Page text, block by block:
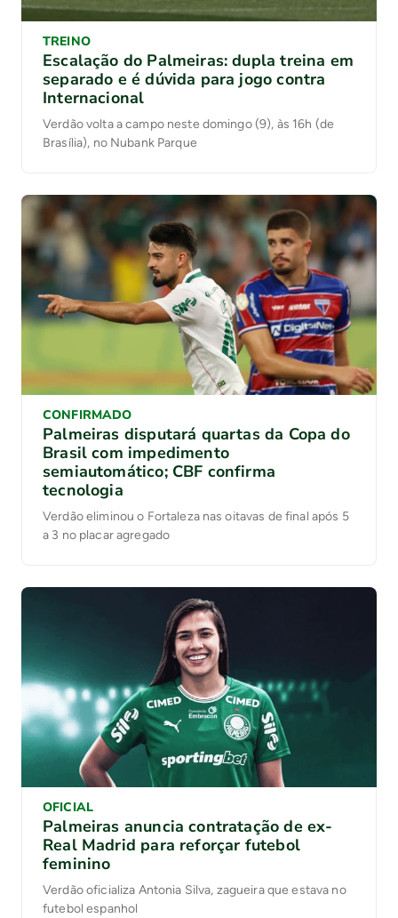
TREINO
Escalação do Palmeiras: dupla treina em
separado e é dúvida para jogo contra
Internacional
Verdão volta a campo neste domingo (9), às 16h (de
Brasília), no Nubank Parque
CONFIRMADO
Palmeiras disputará quartas da Copa do
Brasil com impedimento
semiautomático; CBF confirma
tecnologia
Verdão eliminou o Fortaleza nas oitavas de final após 5
a 3 no placar agregado
OFICIAL
Palmeiras anuncia contratação de ex-
Real Madrid para reforçar futebol
feminino
Verdão oficializa Antonia Silva, zagueira que estava no
futebol espanhol